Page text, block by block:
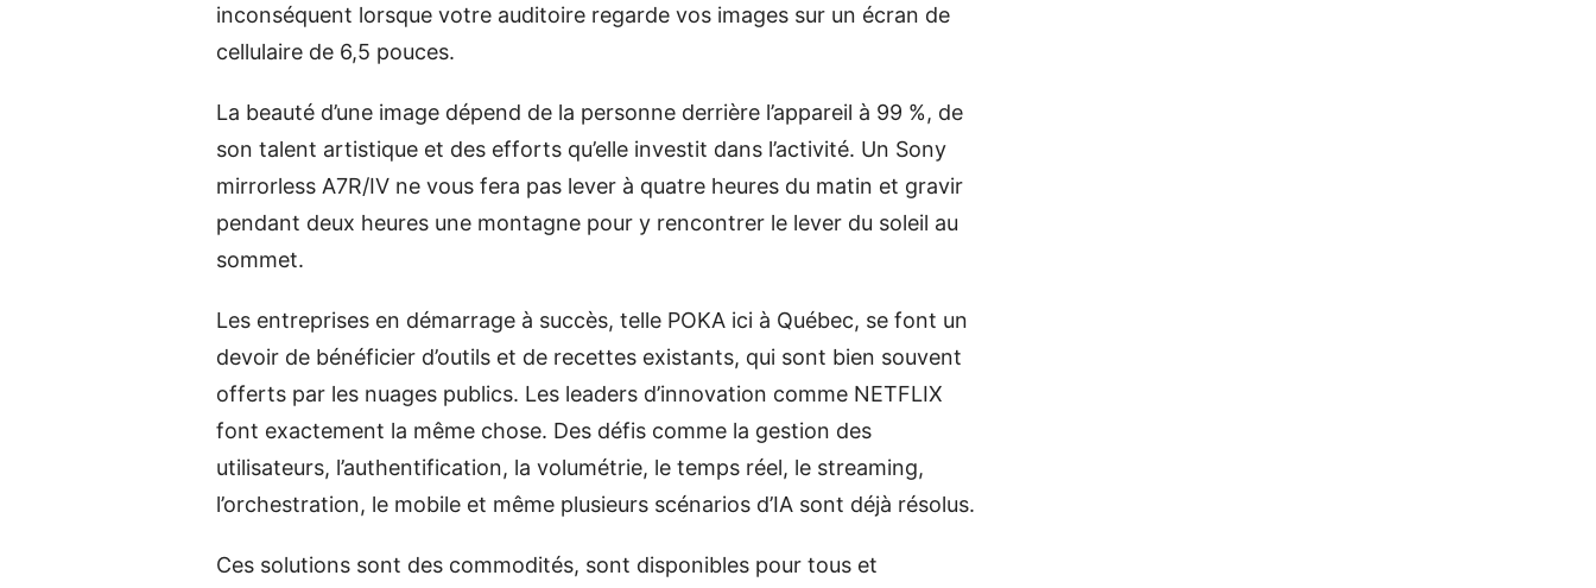
inconséquent lorsque votre auditoire regarde vos images sur un écran de
cellulaire de 6,5 pouces.
La beauté d’une image dépend de la personne derrière l’appareil à 99 %, de
son talent artistique et des efforts qu’elle investit dans l’activité. Un Sony
mirrorless A7R/IV ne vous fera pas lever à quatre heures du matin et gravir
pendant deux heures une montagne pour y rencontrer le lever du soleil au
sommet.
Les entreprises en démarrage à succès, telle POKA ici à Québec, se font un
devoir de bénéficier d’outils et de recettes existants, qui sont bien souvent
offerts par les nuages publics. Les leaders d’innovation comme NETFLIX
font exactement la même chose. Des défis comme la gestion des
utilisateurs, l’authentification, la volumétrie, le temps réel, le streaming,
l’orchestration, le mobile et même plusieurs scénarios d’IA sont déjà résolus.
Ces solutions sont des commodités, sont disponibles pour tous et